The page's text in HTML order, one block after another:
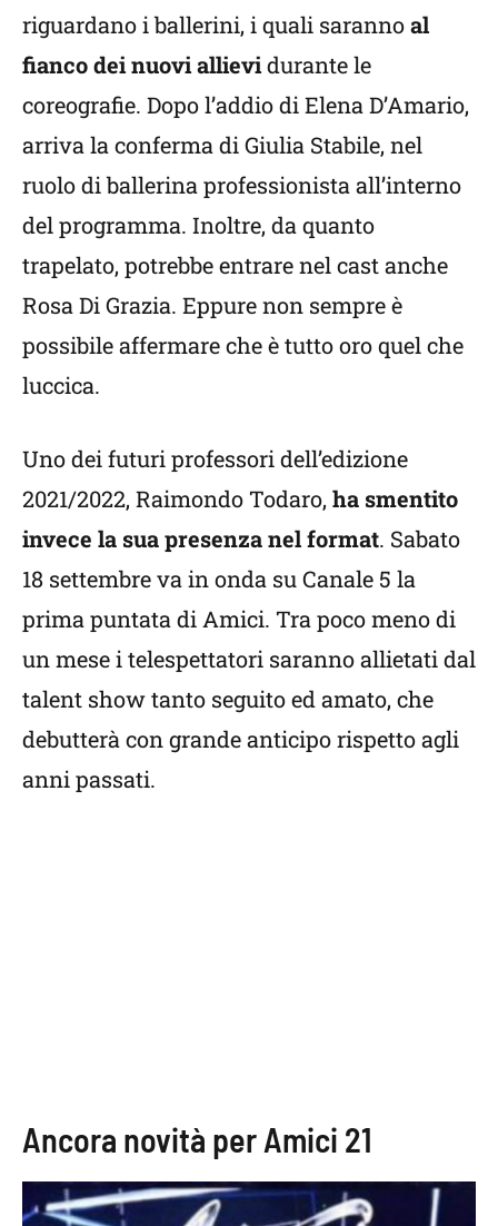
riguardano i ballerini, i quali sarannoal
fianco dei nuovi allievidurante le
coreografie. Dopo l’addio di Elena D’Amario,
arriva la conferma di Giulia Stabile, nel
ruolo di ballerina professionista all’interno
del programma. Inoltre, da quanto
trapelato, potrebbe entrare nel cast anche
Rosa Di Grazia. Eppure non sempre è
possibile affermare che è tutto oro quel che
luccica.
Uno dei futuri professori dell’edizione
2021/2022, Raimondo Todaro, ha smentito
invece la sua presenza nel format. Sabato
18 settembre va in onda su Canale 5 la
prima puntata di Amici. Tra poco meno di
un mese i telespettatori saranno allietati dal
talent show tanto seguito ed amato, che
debutterà con grande anticipo rispetto agli
anni passati.
Ancora novità per Amici 21